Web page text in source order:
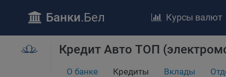
Банки.Бел Курсы валют
Кредит Авто ТОП
О банке Кредиты Вклады